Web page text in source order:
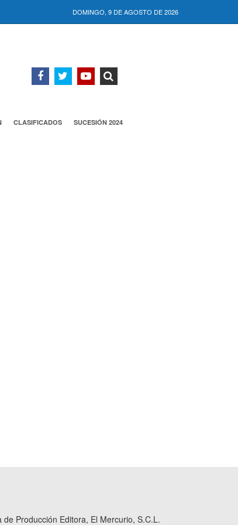
DOMINGO, 9 DE AGOSTO DE 2026
CLASIFICADOS SUCESIÓN 2024
Producción Editora, El Mercurio, S.C.L.